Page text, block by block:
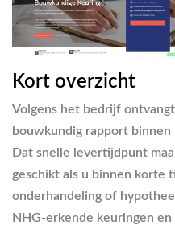
Kort overzicht
Volgens het bedrijf
bouwkundig rapport binnen
Dat snelle levertijdpunt
geschikt als u binnen korte
onderhandeling of
NHG-erkende keuringen